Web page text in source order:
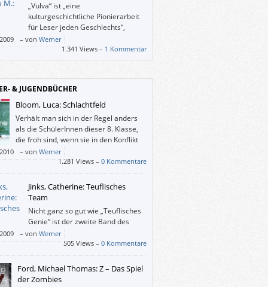
„Vulva“ ist „eine
kulturgeschichtliche Pionierarbeit
für Leser jeden Geschlechts“,
behauptet der Verlag, und
das mit „jedem Geschlecht“ stimmt,
man sich als Mann nicht wohl dabei
ja für einen Spanner gehalten
Doch das ist bei weitem weniger
als wenn mir – wie den Frauen über
hinweg – suggeriert worden wäre,
gar kein Geschlechtsorgan oder auf
kein richtiges.
– von Werner
1.341 Views – 1 Kommentar
& JUGENDBÜCHER
Bloom, Luca: Schlachtfeld
Verhält man sich in der Regel anders
als die SchülerInnen dieser 8. Klasse,
die froh sind, wenn sie in den Konflikt
nicht direkt hineingezogen werden?
– von Werner
1.281 Views – 0 Kommentare
Jinks, Catherine: Teuflisches
Team
Nicht ganz so gut wie „Teuflisches
Genie“ ist der zweite Band des
Dreiteilers um das jugendliche
gelungen, der kein Böser sein kann,
sein Megaschurken-Vater alles daran
– von Werner
505 Views – 0 Kommentare
Ford, Michael Thomas: Z – Das Spiel
der Zombies